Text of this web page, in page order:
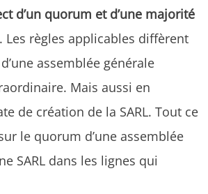
d’un quorum et d’une majorité
. Les règles applicables diffèrent
assemblée générale
Mais aussi en
de création de la SARL. Tout ce
le quorum d’une assemblée
SARL dans les lignes qui